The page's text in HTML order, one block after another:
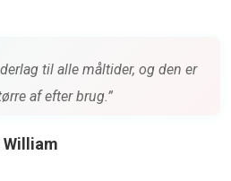
til alle måltider, og den er
af efter brug.”